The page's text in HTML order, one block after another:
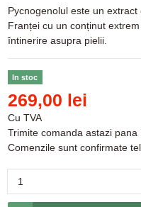
Pycnogenolul este un
Franței cu un conținut
întinerire asupra pielii.
In stoc
269,00 lei
Cu TVA
Trimite comanda astazi
Comenzile sunt confirmate